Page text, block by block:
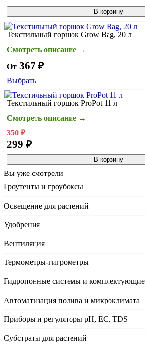
В корзину
Текстильный горшок Grow Bag, 20 л
Смотреть описание →
От367 ₽
Выбрать
Текстильный горшок ProPot 11 л
Смотреть описание →
350 ₽
299 ₽
В корзину
Вы уже смотрели
Гроутенты и гроубоксы
Освещение для растений
Удобрения
Вентиляция
Термометры-гигрометры
Гидропонные системы и комплектующие
Автоматизация полива и микроклимата
Приборы и регуляторы рН, EC, TDS
Субстраты для растений